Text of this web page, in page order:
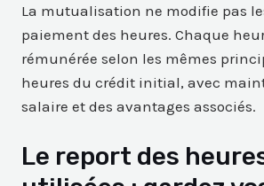
La mutualisation ne modifie pas
paiement des heures. Chaque
rémunérée selon les mêmes
heures du crédit initial, avec
salaire et des avantages associés.
Le report des